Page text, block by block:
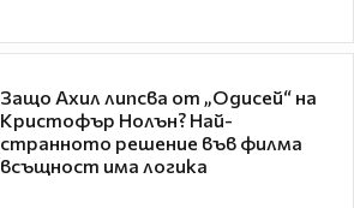
Защо Ахил липсва от „Одисей“ на
Кристофър Нолън? Най-
странното решение във филма
всъщност има логика